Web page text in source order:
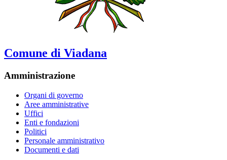
Comune di Viadana
Amministrazione
Organi di governo
Aree amministrative
Uffici
Enti e fondazioni
Politici
Personale amministrativo
Documenti e dati